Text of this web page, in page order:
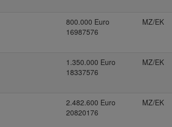
800.000 Euro
16987576
MZ/EK
1.350.000 Euro
18337576
MZ/EK
2.482.600 Euro
20820176
MZ/EK